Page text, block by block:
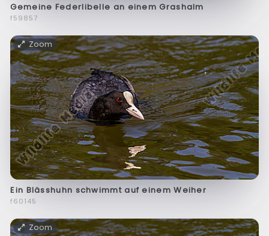
Gemeine Federlibelle an einem Grashalm
f59857
Zoom
Ein Blässhuhn schwimmt auf einem Weiher
f60145
Zoom